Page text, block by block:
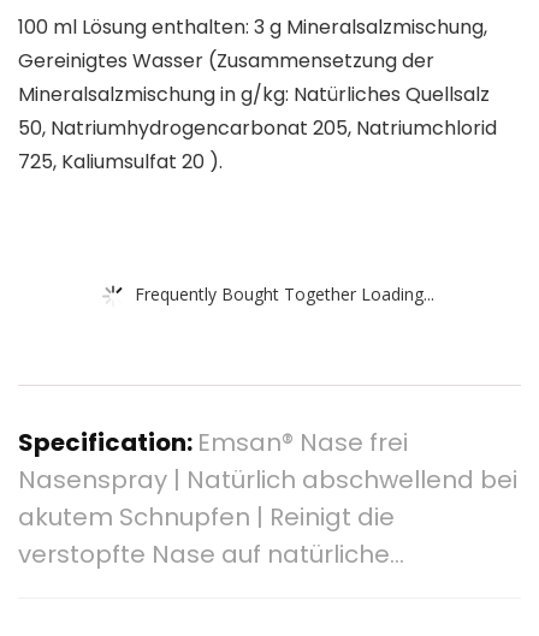
100 ml Lösung enthalten: 3 g Mineralsalzmischung,
Gereinigtes Wasser (Zusammensetzung der
Mineralsalzmischung in g/kg: Natürliches Quellsalz
50, Natriumhydrogencarbonat 205, Natriumchlorid
725, Kaliumsulfat 20 ).
Frequently Bought Together Loading...
Specification: Emsan® Nase frei
Nasenspray | Natürlich abschwellend bei
akutem Schnupfen | Reinigt die
verstopfte Nase auf natürliche…